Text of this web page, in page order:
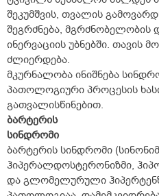
შეკუმშვის, თვალის
შეგრძნება, მგრძნობელობის
ინერვაციის უბნებში. თავის
ძლიერდება.
მკურნალობა ინიშნება
პათოლოგიური პროცესის
გათვალისწინებით.
ბარტერის
სინდრომი
ბარტერის სინდრომი
ჰიპერალდოსტერონიზმი,
და გლომელურული